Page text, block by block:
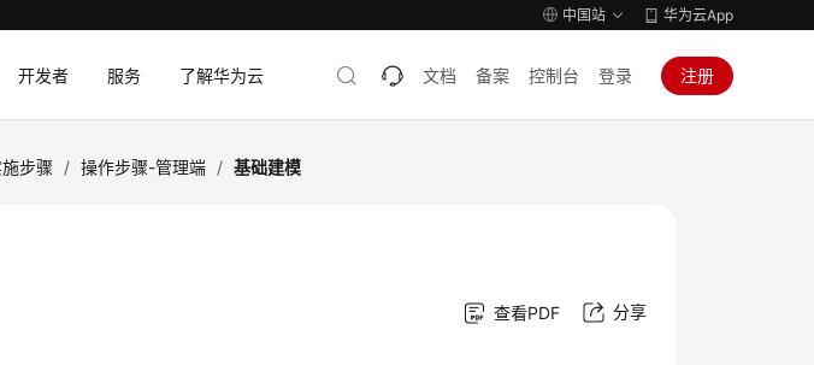
中国站 华为云App
开发者 服务 了解华为云 文档 备案 控制台 登录 注册
步骤 / 操作步骤-管理端 / 基础建模
查看PDF 分享